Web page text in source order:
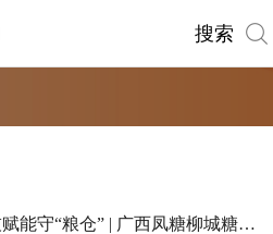
搜索
虫口夺蔗守“糖罐” 科技赋能守“粮仓” | 广西凤糖柳城糖厂全力护航“甜蜜产业”高质量发展